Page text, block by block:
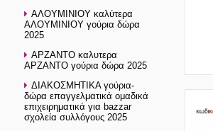
ΑΛΟΥΜΙΝΙΟΥ καλύτερα
ΑΛΟΥΜΙΝΙΟΥ γούρια δώρα
2025
ΑΡΖΑΝΤΟ καλυτερα
ΑΡΖΑΝΤΟ γούρια δώρα 2025
ΔΙΑΚΟΣΜΗΤΙΚΑ γούρια-
δώρα επαγγελματικά ομαδικά
επιχειρηματικά για bazzar
σχολεία συλλόγους 2025